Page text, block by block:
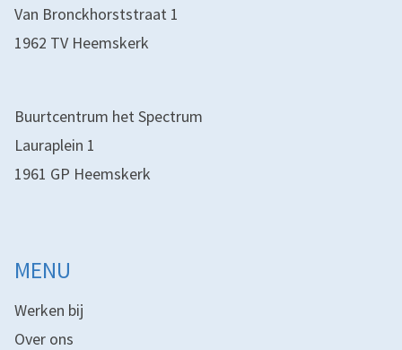
Van Bronckhorststraat 1
1962 TV Heemskerk
Buurtcentrum het Spectrum
Lauraplein 1
1961 GP Heemskerk
MENU
Werken bij
Over ons